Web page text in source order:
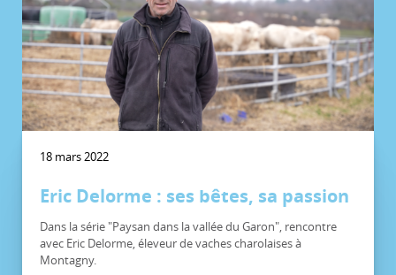
18 mars 2022
Eric Delorme : ses bêtes, sa passion
Dans la série "Paysan dans la vallée du Garon", rencontre
avec Eric Delorme, éleveur de vaches charolaises à
Montagny.